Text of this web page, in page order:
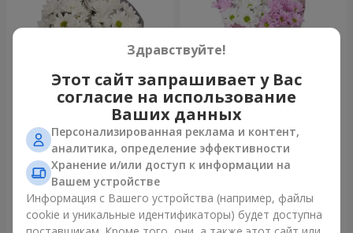
Букет "Киото" из 5 белых
хризантем
999 грн
Заказать
Букет "Времена года"
Заказать
Здравствуйте!
Этот сайт запрашивает у Вас
согласие на использование
Ваших данных
Персонализированная реклама и контент,
аналитика, определение эффективности
Хранение и/или доступ к информации на
Вашем устройстве
Информация с Вашего устройства (например, файлы
cookie и уникальные идентификаторы) будет доступна